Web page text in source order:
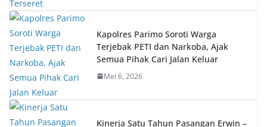
Kapolres Parimo Soroti Warga
Terjebak PETI dan Narkoba, Ajak
Semua Pihak Cari Jalan Keluar
Mei 6, 2026
Kinerja Satu Tahun Pasangan Erwin –